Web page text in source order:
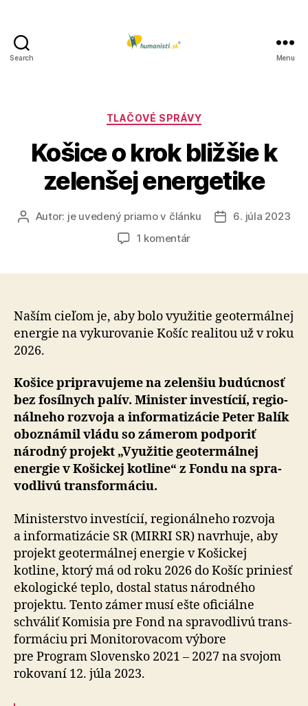
Search Menu
Kategórie
TLAČOVÉ SPRÁVY
Košice o krok bližšie k
zelenšej energetike
AutorAutor: je uvedený priamo v článku
Dátum
6. júla 2023
1 komentárna
k
zelenšej
Naším cieľom je, aby bolo využitie geo­ter­málnej
energie na vy­ku­ro­va­nie Košíc realitou už v roku
2026.
Košice pripravujeme na zelenšiu budúcnosť
bez fosílnych palív. Minister investícií, re­gio­
nál­neho rozvoja a in­for­ma­ti­zácie Peter Balík
oboznámil vládu so zámerom podporiť
národný projekt „Využitie geo­ter­mál­nej
energie v Košickej kotline“ z Fondu na spra­
vod­livú trans­for­máciu.
Ministerstvo investícií, regionálneho rozvoja
a in­for­ma­ti­zácie SR (MIRRI SR) navrhuje, aby
projekt geo­ter­mál­nej energie v Košickej
kotline, ktorý má od roku 2026 do Košíc priniesť
ekologické teplo, dostal status národného
projektu. Tento zámer musí ešte oficiálne
schváliť Komisia pre Fond na spra­vod­livú trans­
for­máciu pri Mo­ni­to­ro­va­com výbore
pre Program Slovensko 2021 – 2027 na svojom
rokovaní 12. júla 2023.